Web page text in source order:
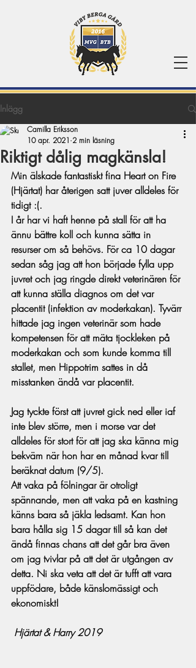
Inlägg
Riktigt dålig magkänsla!
Camilla Eriksson
10 apr. 2021 2 min läsning
Min älskade fantastiskt fina Heart on Fire
(Hjärtat) har återigen satt juver alldeles för
tidigt :(.
I år har vi haft henne på stall för att ha
ännu bättre koll och kunna sätta in
resurser om så behövs. För ca 10 dagar
sedan såg jag att hon började fylla upp
juvret och jag ringde direkt veterinären för
att kunna ställa diagnos om det var
placentit (infektion av moderkakan). Tyvärr
hittade jag ingen veterinär som hade
kompetensen för att mäta tjockleken på
moderkakan och som kunde komma till
stallet, men Hippotrim sattes in då
misstanken ändå var placentit.
Jag tyckte först att juvret gick ned eller iaf
inte blev större, men i morse var det
alldeles för stort för att jag ska känna mig
bekväm när hon har en månad kvar till
beräknat datum (9/5).
Att vaka på fölningar är otroligt
spännande, men att vaka på en kastning
känns bara så jäkla ledsamt. Kan hon
bara hålla sig 15 dagar till så kan det
ändå finnas chans att det går bra även
om jag tvivlar på att det är utgången av
detta. Ni ska veta att det är tufft att vara
uppfödare, både känslomässigt och
ekonomiskt!
Hjärtat & Harry 2019